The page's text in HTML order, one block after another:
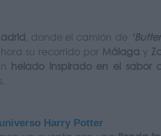
, donde el camión de
su recorrido por Málaga y
helado inspirado en el sabor
Harry Potter